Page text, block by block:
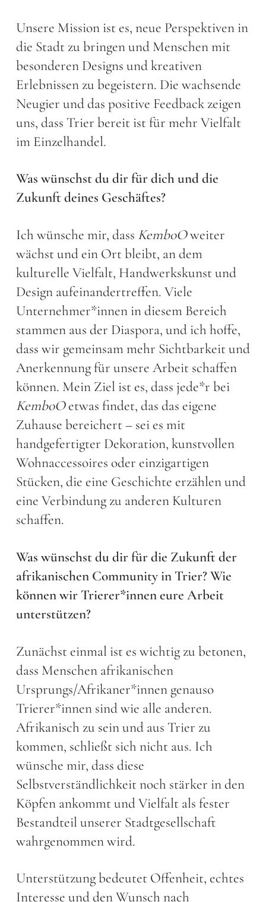
Unsere Mission ist es, neue Perspektiven in
die Stadt zu bringen und Menschen mit
besonderen Designs und kreativen
Erlebnissen zu begeistern. Die wachsende
Neugier und das positive Feedback zeigen
uns, dass Trier bereit ist für mehr Vielfalt
im Einzelhandel.
Was wünschst du dir für dich und die
Zukunft deines Geschäftes?
Ich wünsche mir, dass KemboOweiter
wächst und ein Ort bleibt, an dem
kulturelle Vielfalt, Handwerkskunst und
Design aufeinandertreffen. Viele
Unternehmer*innen in diesem Bereich
stammen aus der Diaspora, und ich hoffe,
dass wir gemeinsam mehr Sichtbarkeit und
Anerkennung für unsere Arbeit schaffen
können. Mein Ziel ist es, dass jede*r bei
KemboOetwas findet, das das eigene
Zuhause bereichert – sei es mit
handgefertigter Dekoration, kunstvollen
Wohnaccessoires oder einzigartigen
Stücken, die eine Geschichte erzählen und
eine Verbindung zu anderen Kulturen
schaffen.
Was wünschst du dir für die Zukunft der
afrikanischen Community in Trier? Wie
können wir Trierer*innen eure Arbeit
unterstützen?
Zunächst einmal ist es wichtig zu betonen,
dass Menschen afrikanischen
Ursprungs/Afrikaner*innen genauso
Trierer*innen sind wie alle anderen.
Afrikanisch zu sein und aus Trier zu
kommen, schließt sich nicht aus. Ich
wünsche mir, dass diese
Selbstverständlichkeit noch stärker in den
Köpfen ankommt und Vielfalt als fester
Bestandteil unserer Stadtgesellschaft
wahrgenommen wird.
Unterstützung bedeutet Offenheit, echtes
Interesse und den Wunsch nach